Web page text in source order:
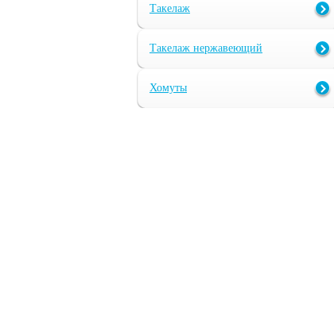
Такелаж
Такелаж нержавеющий
Хомуты